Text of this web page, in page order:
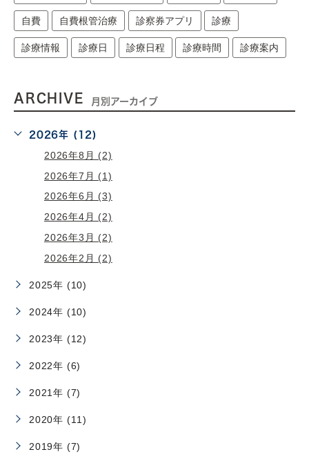
自費 自費根管治療 診察券アプリ 診療
診療情報 診療日 診療日程 診療時間 診療案内
ARCHIVE 月別アーカイブ
2026年 (12)
2026年8月 (2)
2026年7月 (1)
2026年6月 (3)
2026年4月 (2)
2026年3月 (2)
2026年2月 (2)
2025年 (10)
2024年 (10)
2023年 (12)
2022年 (6)
2021年 (7)
2020年 (11)
2019年 (7)